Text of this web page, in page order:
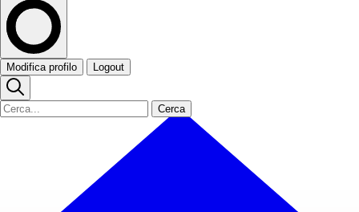
Modifica profilo Logout
Cerca